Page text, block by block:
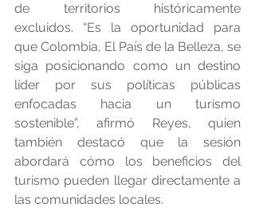
de territorios históricamente
excluidos. “Es la oportunidad para
que Colombia, El País de la Belleza, se
siga posicionando como un destino
líder por sus políticas públicas
enfocadas hacia un turismo
sostenible”, afirmó Reyes, quien
también destacó que la sesión
abordará cómo los beneficios del
turismo pueden llegar directamente a
las comunidades locales.